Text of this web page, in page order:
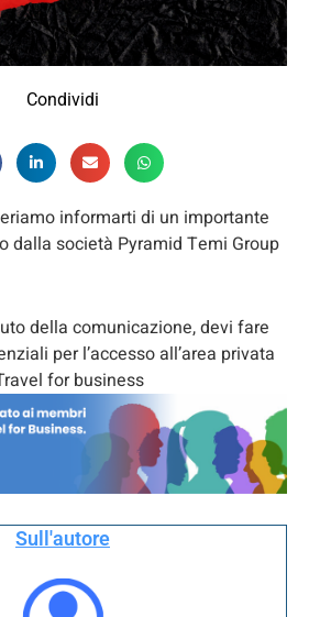
Condividi
informarti di un importante
dalla società Pyramid Temi Group
della comunicazione, devi fare
per l’accesso all’area privata
for business
Sull'autore